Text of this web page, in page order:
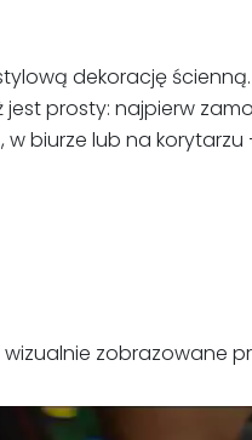
dekorację
prosty: najpierw
biurze lub na korytarzu
zobrazowane